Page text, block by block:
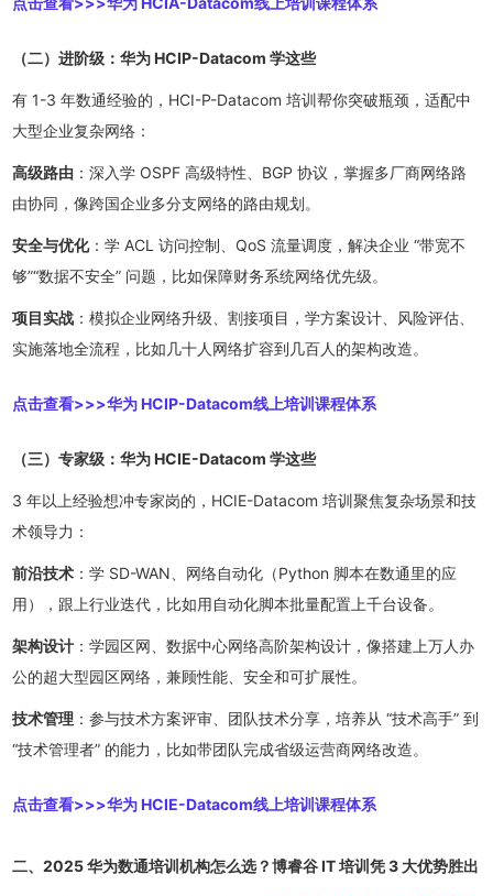
（二）进阶级：华为 HCIP-Datacom 学这些
有 1-3 年数通经验的，HCI-P-Datacom 培训帮你突破瓶颈，适配中
大型企业复杂网络：
高级路由 ：深入学 OSPF 高级特性、BGP 协议，掌握多厂商网络路
由协同，像跨国企业多分支网络的路由规划。
安全与优化：学 ACL 访问控制、QoS 流量调度，解决企业 “带宽不
够”“数据不安全” 问题，比如保障财务系统网络优先级。
项目实战 ：模拟企业网络升级、割接项目，学方案设计、风险评估、
实施落地全流程，比如几十人网络扩容到几百人的架构改造。
点击查看>>>华为 HCIP-Datacom线上培训课程体系
（三）专家级：华为 HCIE-Datacom 学这些
3 年以上经验想冲专家岗的，HCIE-Datacom 培训聚焦复杂场景和技
术领导力：
前沿技术 ：学 SD-WAN、网络自动化（Python 脚本在数通里的应
用），跟上行业迭代，比如用自动化脚本批量配置上千台设备。
架构设计 ：学园区网、数据中心网络高阶架构设计，像搭建上万人办
公的超大型园区网络，兼顾性能、安全和可扩展性。
技术管理 ：参与技术方案评审、团队技术分享，培养从 “技术高手” 到
“技术管理者” 的能力，比如带团队完成省级运营商网络改造。
点击查看>>>华为 HCIE-Datacom线上培训课程体系
二、2025 华为数通培训机构怎么选？博睿谷 IT 培训凭 3 大优势胜出